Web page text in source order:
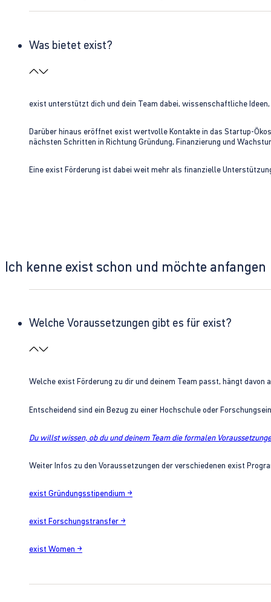
Was bietet exist?
exist unterstützt dich und dein Team dabei, wissenschaftliche
Darüber hinaus eröffnet exist wertvolle Kontakte in das Startup-
nächsten Schritten in Richtung Gründung, Finanzierung und
Eine exist Förderung ist dabei weit mehr als finanzielle
Ich kenne exist schon und möchte anfangen
Welche Voraussetzungen gibt es für exist?
Welche exist Förderung zu dir und deinem Team passt, hängt
Entscheidend sind ein Bezug zu einer Hochschule oder
Du willst wissen, ob du und deinem Team die formalen
Weiter Infos zu den Voraussetzungen der verschiedenen exist
exist Gründungsstipendium →
exist Forschungstransfer →
exist Women →